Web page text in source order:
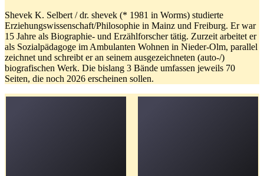
Shevek K. Selbert / dr. shevek (* 1981 in Worms) studierte
Erziehungswissenschaft/Philosophie in Mainz und Freiburg. Er war
15 Jahre als Biographie- und Erzählforscher tätig. Zurzeit arbeitet er
als Sozialpädagoge im Ambulanten Wohnen in Nieder-Olm, parallel
zeichnet und schreibt er an seinem ausgezeichneten (auto-/)
biografischen Werk. Die bislang 3 Bände umfassen jeweils 70
Seiten, die noch 2026 erscheinen sollen.